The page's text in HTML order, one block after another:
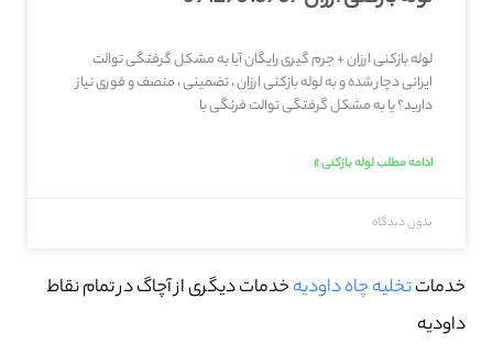
لوله بازکنی ارزان + جرم گیری رایگان آیا به مشکل گرفتگی توالت
ایرانی دچار شده و به لوله بازکنی ارزان ، تضمینی ، منصف و فوری نیاز
دارید؟ یا به مشکل گرفتگی توالت فرنگی با
ادامه مطلب لوله بازکنی »
بدون دیدگاه
خدماتتخلیه چاه داودیهخدمات دیگری از آچاگ در تمام نقاط
داودیه